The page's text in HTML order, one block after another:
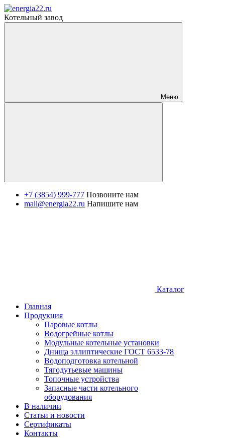
Котельный завод
Меню
+7 (3854) 999-777 Позвоните нам
mail@energia22.ru Напишите нам
Каталог
Главная
Продукция
Паровые котлы
Водогрейные котлы
Модульные котельные установки
Днища эллиптические ГОСТ 6533-78
Водоподготовка котельной
Тягодутьевые машины
Топочные устройства
Запасные части котельного
оборудования
В наличии
Статьи и новости
Сертификаты
Контакты